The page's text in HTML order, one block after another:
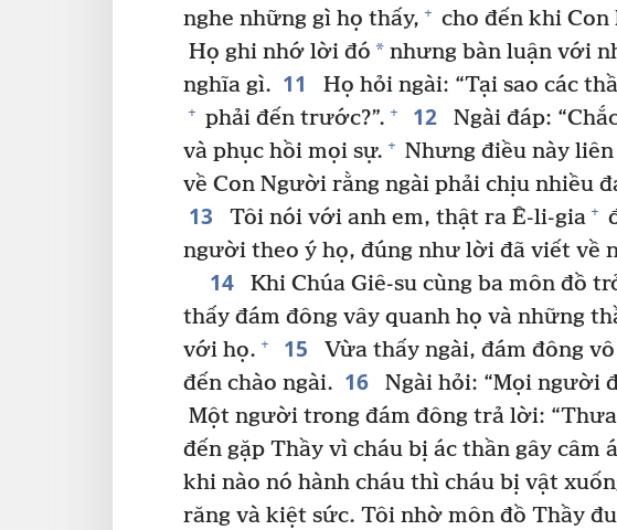
nghe những gì họ thấy, + cho đến khi
Họ ghi nhớ lời đó * nhưng bàn luận với
nghĩa gì. 11 Họ hỏi ngài: “Tại sao các
+ phải đến trước?”. + 12
Ngài đáp:
và phục hồi mọi sự. + Nhưng điều này
về Con Người rằng ngài phải chịu nhiều
13 Tôi nói với anh em, thật ra Ê-li-gia +
người theo ý họ, đúng như lời đã viết về
14
Khi Chúa Giê-su cùng ba môn đồ
thấy đám đông vây quanh họ và những
với họ. + 15
Vừa thấy ngài, đám đông
đến chào ngài. 16 Ngài hỏi: “Mọi người
Một người trong đám đông trả lời:
đến gặp Thầy vì cháu bị ác thần gây câm
khi nào nó hành cháu thì cháu bị vật
răng và kiệt sức. Tôi nhờ môn đồ Thầy